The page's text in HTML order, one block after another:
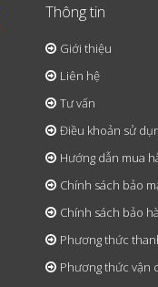
Thông tin
Giới thiệu
Liên hệ
Tư vấn
Điều khoản sử
Hướng dẫn mua
Chính sách bảo
Chính sách bảo
Phương thức
Phương thức vận